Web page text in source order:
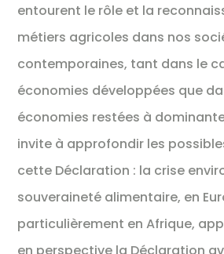
entourent le rôle et la
métiers agricoles dans nos
contemporaines, tant dans le
économies développées que
économies restées à
invite à approfondir les
cette Déclaration : la crise
souveraineté alimentaire, en
particulièrement en Afrique,